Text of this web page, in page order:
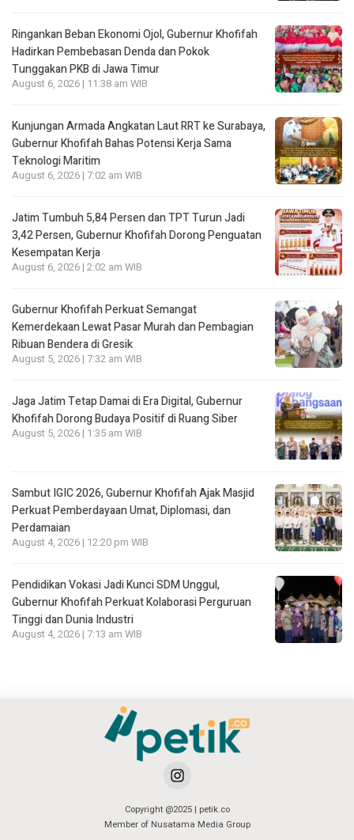
Ringankan Beban Ekonomi Ojol, Gubernur Khofifah
Hadirkan Pembebasan Denda dan Pokok
Tunggakan PKB di Jawa Timur
August 6, 2026 | 11:38 am WIB
Kunjungan Armada Angkatan Laut RRT ke Surabaya,
Gubernur Khofifah Bahas Potensi Kerja Sama
Teknologi Maritim
August 6, 2026 | 7:02 am WIB
Jatim Tumbuh 5,84 Persen dan TPT Turun Jadi
3,42 Persen, Gubernur Khofifah Dorong Penguatan
Kesempatan Kerja
August 6, 2026 | 2:02 am WIB
Gubernur Khofifah Perkuat Semangat
Kemerdekaan Lewat Pasar Murah dan Pembagian
Ribuan Bendera di Gresik
August 5, 2026 | 7:32 am WIB
Jaga Jatim Tetap Damai di Era Digital, Gubernur
Khofifah Dorong Budaya Positif di Ruang Siber
August 5, 2026 | 1:35 am WIB
Sambut IGIC 2026, Gubernur Khofifah Ajak Masjid
Perkuat Pemberdayaan Umat, Diplomasi, dan
Perdamaian
August 4, 2026 | 12:20 pm WIB
Pendidikan Vokasi Jadi Kunci SDM Unggul,
Gubernur Khofifah Perkuat Kolaborasi Perguruan
Tinggi dan Dunia Industri
August 4, 2026 | 7:13 am WIB
Copyright @2025 | petik.co
Member of Nusatama Media Group